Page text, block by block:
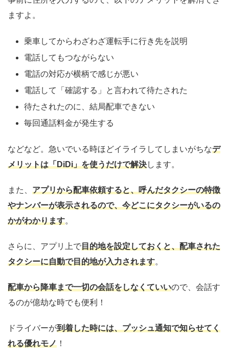
ますよ。
乗車してからわざわざ運転手に行き先を説明
電話してもつながらない
電話の対応が横柄で感じが悪い
電話して「確認する」と言われて待たされた
待たされたのに、結局配車できない
毎回通話料金が発生する
などなど。急いでいる時ほどイライラしてしまいがちなデ
メリットは「DiDi」を使うだけで解決します。
また、 アプリから配車依頼すると、呼んだタクシーの特徴
やナンバーが表示されるので、今どこにタクシーがいるの
かがわかります。
さらに、アプリ上で目的地を設定しておくと、配車された
タクシーに自動で目的地が入力されます。
配車から降車まで一切の会話をしなくていいので、会話す
るのが億劫な時でも便利！
ドライバーが到着した時には、プッシュ通知で知らせてく
れる優れモノ ！